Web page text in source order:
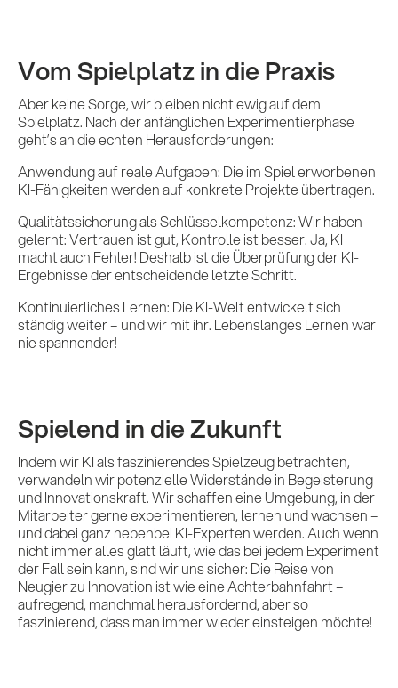
Impulse &
Insights
KI x B2B
Kontakt
Vom Spielplatz in die Praxis
Aber keine Sorge, wir bleiben nicht ewig auf dem
Spielplatz. Nach der anfänglichen Experimentierphase
geht’s an die echten Herausforderungen:
Anwendung auf reale Aufgaben: Die im Spiel erworbenen
KI-Fähigkeiten werden auf konkrete Projekte übertragen.
Qualitätssicherung als Schlüsselkompetenz: Wir haben
gelernt: Vertrauen ist gut, Kontrolle ist besser. Ja, KI
macht auch Fehler! Deshalb ist die Überprüfung der KI-
Ergebnisse der entscheidende letzte Schritt.
Kontinuierliches Lernen: Die KI-Welt entwickelt sich
ständig weiter – und wir mit ihr. Lebenslanges Lernen war
nie spannender!
Spielend in die Zukunft
Indem wir KI als faszinierendes Spielzeug betrachten,
verwandeln wir potenzielle Widerstände in Begeisterung
und Innovationskraft. Wir schaffen eine Umgebung, in der
Mitarbeiter gerne experimentieren, lernen und wachsen –
und dabei ganz nebenbei KI-Experten werden. Auch wenn
nicht immer alles glatt läuft, wie das bei jedem Experiment
der Fall sein kann, sind wir uns sicher: Die Reise von
Neugier zu Innovation ist wie eine Achterbahnfahrt –
aufregend, manchmal herausfordernd, aber so
faszinierend, dass man immer wieder einsteigen möchte!